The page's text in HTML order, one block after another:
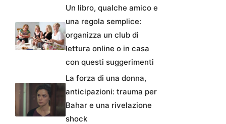
Un libro, qualche amico e
una regola semplice:
organizza un club di
lettura online o in casa
con questi suggerimenti
La forza di una donna,
anticipazioni: trauma per
Bahar e una rivelazione
shock